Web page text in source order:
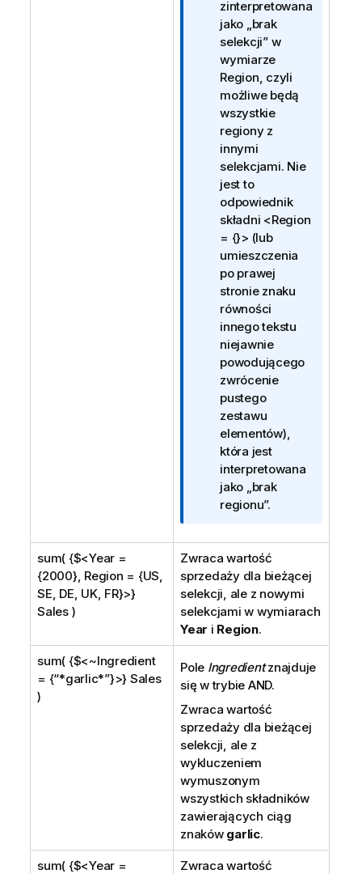
m
a
c
j
a
zinterpretowana
jako „brak
selekcji” w
wymiarze
Region, czyli
możliwe będą
wszystkie
regiony z
innymi
selekcjami. Nie
jest to
odpowiednik
składni <Region
= {}> (lub
umieszczenia
po prawej
stronie znaku
równości
innego tekstu
niejawnie
powodującego
zwrócenie
pustego
zestawu
elementów),
która jest
interpretowana
jako „brak
regionu”.
sum( {$<Year =
{2000}, Region = {US,
SE, DE, UK, FR}>}
Sales )
Zwraca wartość
sprzedaży dla bieżącej
selekcji, ale z nowymi
selekcjami w wymiarach
Year i Region.
sum( {$<~Ingredient
= {“*garlic*”}>} Sales
)
Pole Ingredientznajduje
się w trybie AND.
Zwraca wartość
sprzedaży dla bieżącej
selekcji, ale z
wykluczeniem
wymuszonym
wszystkich składników
zawierających ciąg
znaków garlic.
sum( {$<Year =
Zwraca wartość